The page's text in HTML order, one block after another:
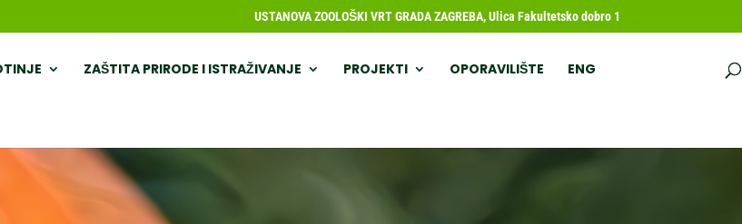
USTANOVA ZOOLOŠKI VRT GRADA ZAGREBA, Ulica Fakultetsko dobro 1
ZAŠTITA PRIRODE I ISTRAŽIVANJE PROJEKTI OPORAVILIŠTE ENG